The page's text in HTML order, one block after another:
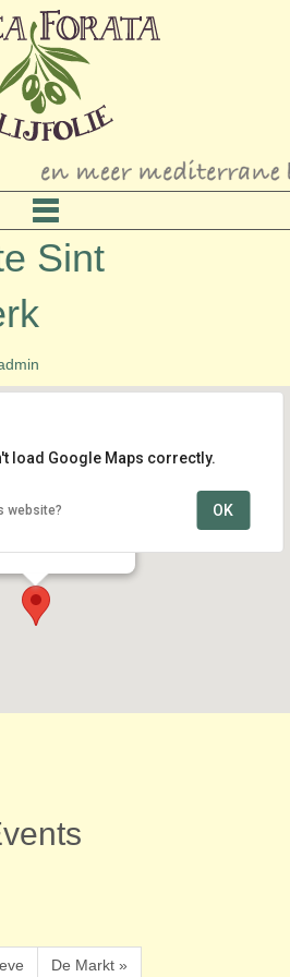
Sint
Sint Laurenskerk
load Google Maps correctly.
website? OK
De Markt »